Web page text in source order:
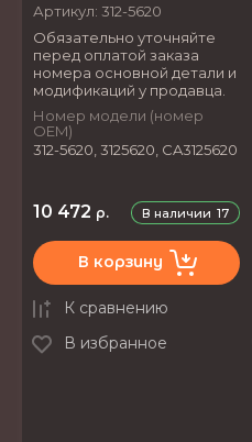
Артикул: 312-5620
Обязательно уточняйте
перед оплатой заказа
номера основной детали и
модификаций у продавца.
Номер модели (номер
OEM)
312-5620, 3125620, CA3125620
В наличии 17
10 472 р.
В корзину
К сравнению
В избранное